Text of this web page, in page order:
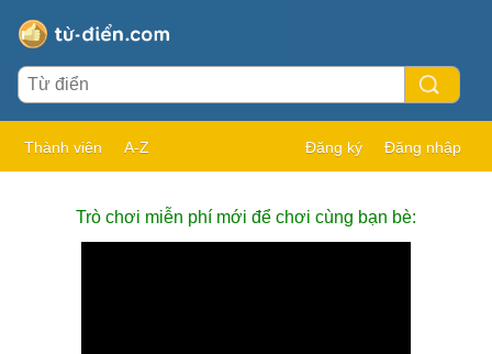
Thành viên A-Z Đăng ký Đăng nhập
Trò chơi miễn phí mới để chơi cùng bạn bè: